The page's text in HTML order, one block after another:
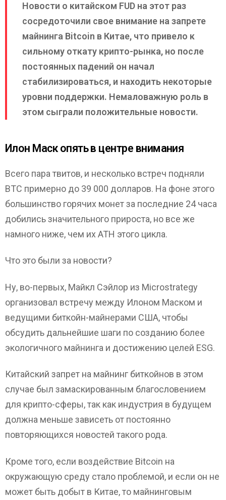
Новости о китайском FUD на этот раз
сосредоточили свое внимание на запрете
майнинга Bitcoin в Китае, что привело к
сильному откату крипто-рынка, но после
постоянных падений он начал
стабилизироваться, и находить некоторые
уровни поддержки. Немаловажную роль в
этом сыграли положительные новости.
Илон Маск опять в центре внимания
Всего пара твитов, и несколько встреч подняли
ВТС примерно до 39 000 долларов. На фоне этого
большинство горячих монет за последние 24 часа
добились значительного прироста, но все же
намного ниже, чем их ATH этого цикла.
Что это были за новости?
Ну, во-первых, Майкл Сэйлор из Microstrategy
организовал встречу между Илоном Маском и
ведущими биткойн-майнерами США, чтобы
обсудить дальнейшие шаги по созданию более
экологичного майнинга и достижению целей ESG.
Китайский запрет на майнинг биткойнов в этом
случае был замаскированным благословением
для крипто-сферы, так как индустрия в будущем
должна меньше зависеть от постоянно
повторяющихся новостей такого рода.
Кроме того, если воздействие Bitcoin на
окружающую среду стало проблемой, и если он не
может быть добыт в Китае, то майнинговым